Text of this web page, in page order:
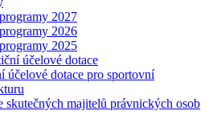
2027
2026
2025
účelové dotace
účelové dotace pro sportovní
skutečných majitelů právnických osob